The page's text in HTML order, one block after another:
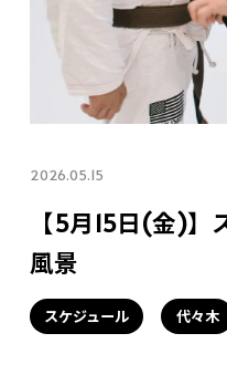
2026.05.15
【5月15日(金)】
風景
スケジュール 代々木